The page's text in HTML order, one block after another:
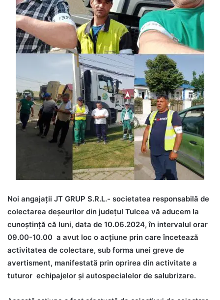
Noi angajații JT GRUP S.R.L.- societatea responsabilă de
colectarea deșeurilor din județul Tulcea vă aducem la
cunoștință că luni, data de 10.06.2024, în intervalul orar
09.00-10.00 a avut loc o acțiune prin care încetează
activitatea de colectare, sub forma unei greve de
avertisment, manifestată prin oprirea din activitate a
tuturor echipajelor și autospecialelor de salubrizare.